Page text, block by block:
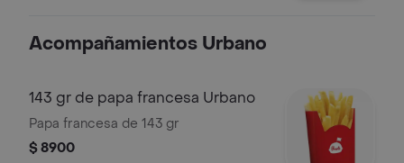
Acompañamientos Urbano
143 gr de papa francesa Urbano
Papa francesa de 143 gr
$ 8900